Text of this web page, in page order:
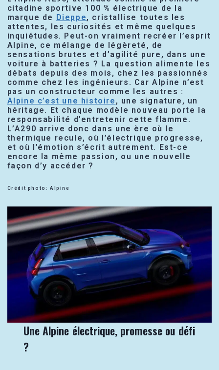
citadine sportive 100 % électrique de la
marque de Dieppe, cristallise toutes les
attentes, les curiosités et même quelques
inquiétudes. Peut-on vraiment recréer l’esprit
Alpine, ce mélange de légèreté, de
sensations brutes et d’agilité pure, dans une
voiture à batteries ? La question alimente les
débats depuis des mois, chez les passionnés
comme chez les ingénieurs. Car Alpine n’est
pas un constructeur comme les autres :
Alpine c’est une histoire , une signature, un
héritage. Et chaque modèle nouveau porte la
responsabilité d’entretenir cette flamme.
L’A290 arrive donc dans une ère où le
thermique recule, où l’électrique progresse,
et où l’émotion s’écrit autrement. Est-ce
encore la même passion, ou une nouvelle
façon d’y accéder ?
Crédit photo: Alpine
Une Alpine électrique, promesse ou défi
?